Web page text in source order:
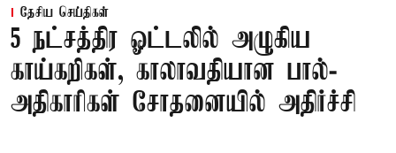
தேசிய செய்திகள்
5 நட்சத்திர ஓட்டலில் அழுகிய
காய்கறிகள், காலாவதியான பால்-
அதிகாரிகள் சோதனையில் அதிர்ச்சி